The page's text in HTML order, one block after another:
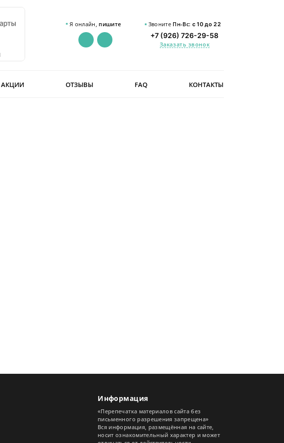
Я онлайн,пишите Звоните Пн-Вс: с 10 до 22
+7 (926) 726-29-58
Заказать звонок
АКЦИИ ОТЗЫВЫ FAQ КОНТАКТЫ
Информация
«Перепечатка материалов сайта без
письменного разрешения запрещена»
Вся информация, размещённая на сайте,
носит ознакомительный характер и может